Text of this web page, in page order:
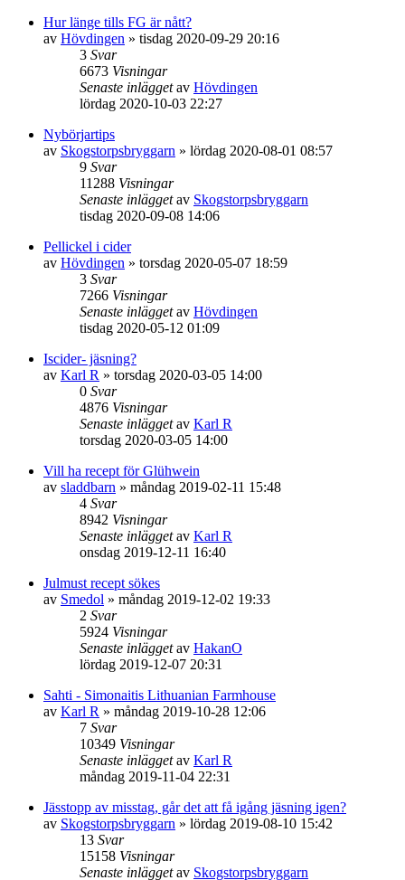
Hur länge tills FG är nått?
av Hövdingen » tisdag 2020-09-29 20:16
3 Svar
6673 Visningar
Senaste inläggetav Hövdingen
lördag 2020-10-03 22:27
Nybörjartips
av Skogstorpsbryggarn » lördag 2020-08-01 08:57
9 Svar
11288 Visningar
Senaste inläggetav Skogstorpsbryggarn
tisdag 2020-09-08 14:06
Pellickel i cider
av Hövdingen » torsdag 2020-05-07 18:59
3 Svar
7266 Visningar
Senaste inläggetav Hövdingen
tisdag 2020-05-12 01:09
Iscider- jäsning?
av Karl R » torsdag 2020-03-05 14:00
0 Svar
4876 Visningar
Senaste inläggetav Karl R
torsdag 2020-03-05 14:00
Vill ha recept för Glühwein
av sladdbarn » måndag 2019-02-11 15:48
4 Svar
8942 Visningar
Senaste inläggetav Karl R
onsdag 2019-12-11 16:40
Julmust recept sökes
av Smedol » måndag 2019-12-02 19:33
2 Svar
5924 Visningar
Senaste inläggetav HakanO
lördag 2019-12-07 20:31
Sahti - Simonaitis Lithuanian Farmhouse
av Karl R » måndag 2019-10-28 12:06
7 Svar
10349 Visningar
Senaste inläggetav Karl R
måndag 2019-11-04 22:31
Jässtopp av misstag, går det att få igång jäsning igen?
av Skogstorpsbryggarn » lördag 2019-08-10 15:42
13 Svar
15158 Visningar
Senaste inläggetav Skogstorpsbryggarn